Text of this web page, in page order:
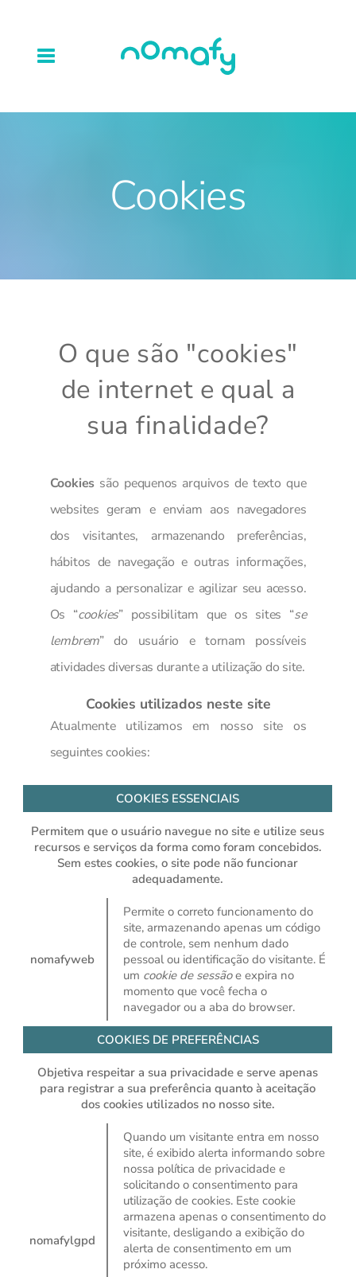
Cookies
O que são "cookies"
de internet e qual a
sua finalidade?
Cookies são pequenos arquivos de texto que
websites geram e enviam aos navegadores
dos visitantes, armazenando preferências,
hábitos de navegação e outras informações,
ajudando a personalizar e agilizar seu acesso.
Os “cookies” possibilitam que os sites “se
lembrem” do usuário e tornam possíveis
atividades diversas durante a utilização do site.
Cookies utilizados neste site
Atualmente utilizamos em nosso site os
seguintes cookies:
COOKIES ESSENCIAIS
Permitem que o usuário navegue no site e utilize seus
recursos e serviços da forma como foram concebidos.
Sem estes cookies, o site pode não funcionar
adequadamente.
nomafyweb
Permite o correto funcionamento do
site, armazenando apenas um código
de controle, sem nenhum dado
pessoal ou identificação do visitante. É
um cookie de sessãoe expira no
momento que você fecha o
navegador ou a aba do browser.
COOKIES DE PREFERÊNCIAS
Objetiva respeitar a sua privacidade e serve apenas
para registrar a sua preferência quanto à aceitação
dos cookies utilizados no nosso site.
nomafylgpd
Quando um visitante entra em nosso
site, é exibido alerta informando sobre
nossa política de privacidade e
solicitando o consentimento para
utilização de cookies. Este cookie
armazena apenas o consentimento do
visitante, desligando a exibição do
alerta de consentimento em um
próximo acesso.